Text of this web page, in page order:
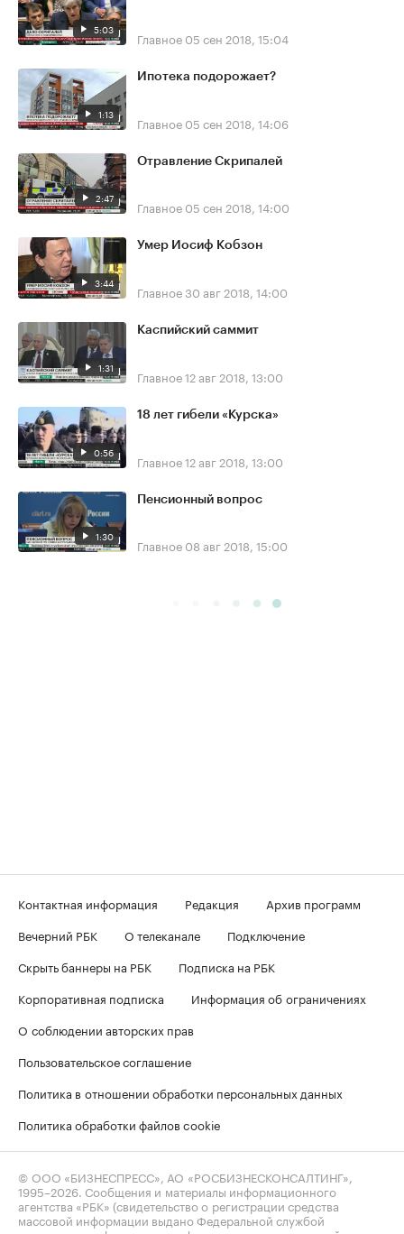
5:03 Главное 05 сен 2018, 15:04
1:13
Ипотека подорожает?
Главное 05 сен 2018, 14:06
2:47
Отравление Скрипалей
Главное 05 сен 2018, 14:00
3:44
Умер Иосиф Кобзон
Главное30 авг 2018, 14:00
1:31
Каспийский саммит
Главное12 авг 2018, 13:00
0:56
18 лет гибели «Курска»
Главное12 авг 2018, 13:00
1:30
Пенсионный вопрос
Главное 08 авг 2018, 15:00
Контактная информация Редакция
Архив программ
Вечерний РБК
О телеканале
Подключение
Скрыть баннеры на РБК
Подписка на РБК
Корпоративная подписка
Информация об ограничениях
О соблюдении авторских прав
Пользовательское соглашение
Политика в отношении обработки персональных данных
Политика обработки файлов cookie
© ООО «БИЗНЕСПРЕСС», АО «РОСБИЗНЕСКОНСАЛТИНГ»,
1995–2026. Сообщения и материалы информационного
агентства «РБК» (свидетельство о регистрации средства
массовой информации выдано Федеральной службой